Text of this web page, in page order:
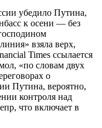
убедило Путина,
к осени — без
взяла верх,
Times ссылается
«по словам двух
о
Путина, вероятно,
контроля над
что включает в